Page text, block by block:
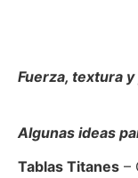
Fuerza, textura
Algunas ideas
Tablas Titanes –